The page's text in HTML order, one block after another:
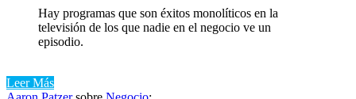
Hay programas que son éxitos monolíticos en la
televisión de los que nadie en el negocio ve un
episodio.
Leer Más